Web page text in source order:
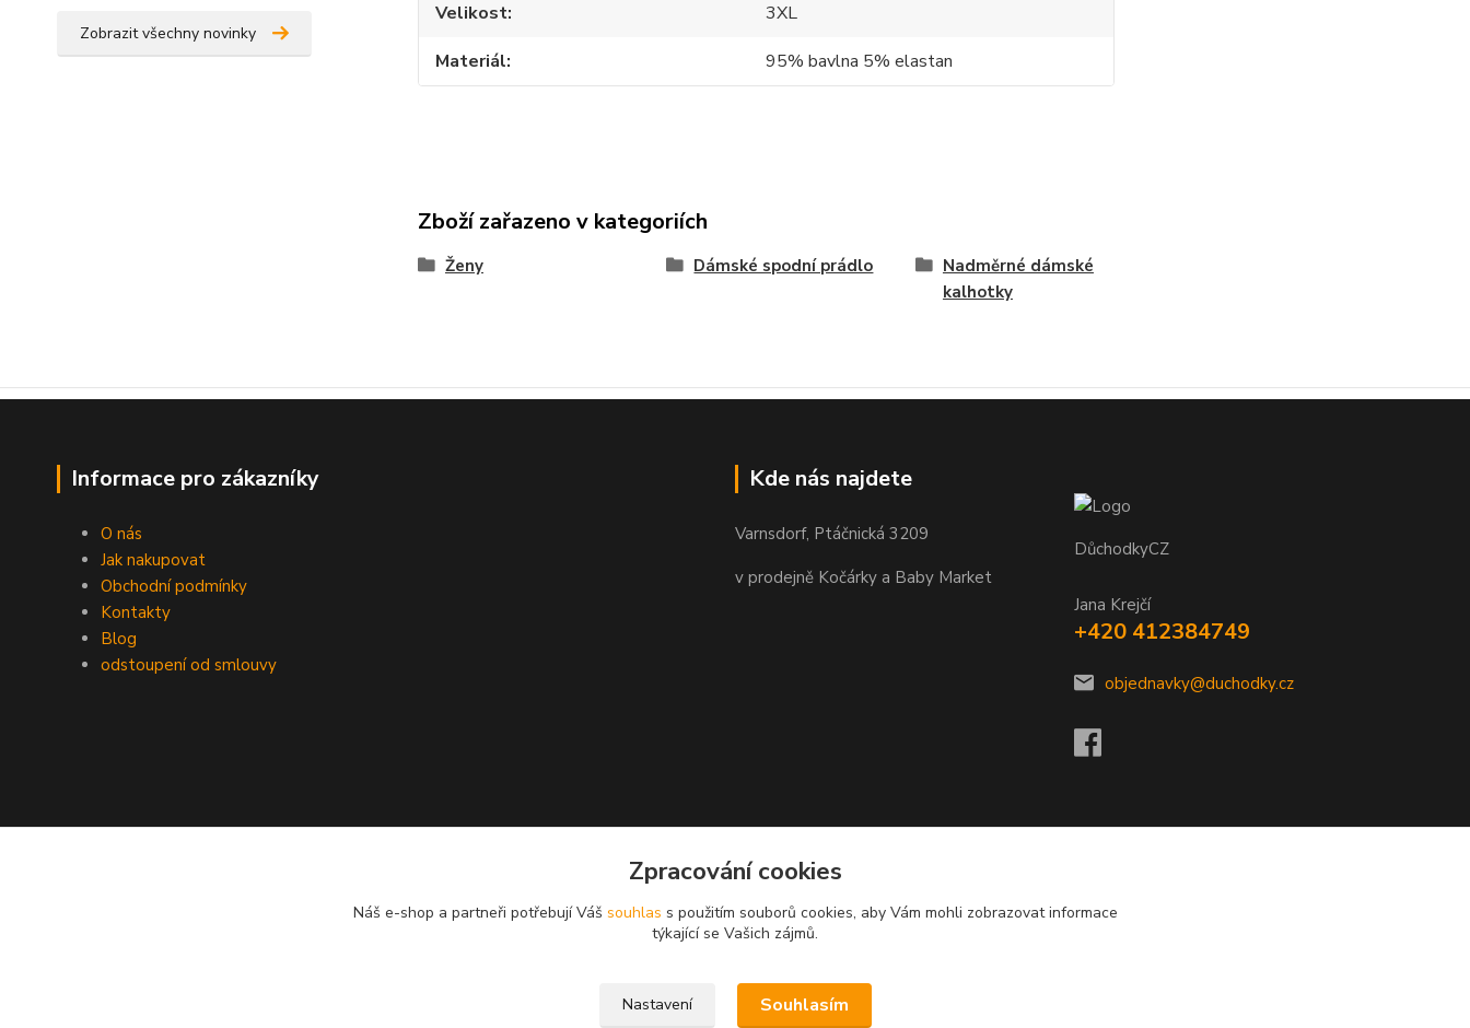
Zobrazit všechny novinky
Velikost
3XL
Materiál
95% bavlna 5% elastan
Zboží zařazeno v kategoriích
Ženy Dámské spodní prádlo
Nadměrné dámské
kalhotky
Informace pro zákazníky
O nás
Jak nakupovat
Obchodní podmínky
Kontakty
Blog
odstoupení od smlouvy
Kde nás najdete
Varnsdorf, Ptáčnická 3209
v prodejně Kočárky a Baby Market
DůchodkyCZ
Jana Krejčí
+420 412384749
objednavky@duchodky.cz
Zpracování cookies
Náš e-shop a partneři potřebují Váš souhlas s použitím souborů cookies, aby Vám mohli zobrazovat informace
týkající se Vašich zájmů.
Nastavení Souhlasím